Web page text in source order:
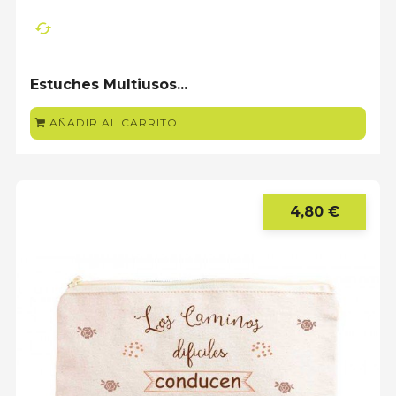
cached
Estuches Multiusos...
AÑADIR AL CARRITO
4,80 €